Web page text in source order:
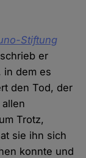
Stiftung
er
in dem es
den Tod, der
Trotz,
sie ihn sich
konnte und